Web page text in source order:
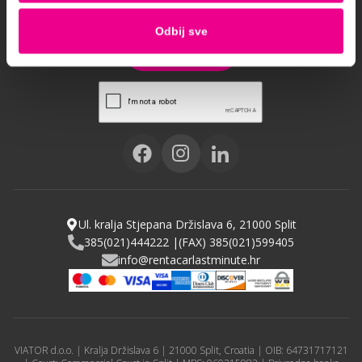
Odbij sve
Sign up
Ul. kralja Stjepana Držislava 6, 21000 Split
385(021)444222 |(FAX) 385(021)599405
info@rentacarlastminute.hr
VIATOR d.o.o. | Kralja Držislava 6 | 21000 Split, Croatia | OIB: 64731717121